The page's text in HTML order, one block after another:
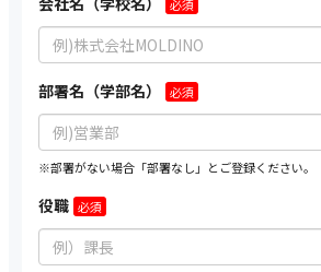
部署名（学部名）
※部署がない場合「部署なし」とご登録ください。
役職